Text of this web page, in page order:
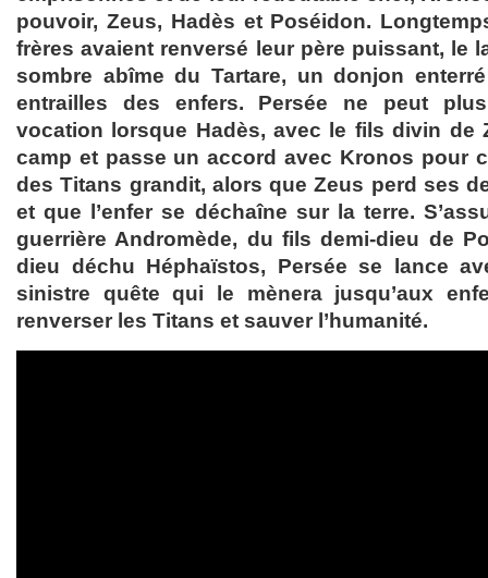
pouvoir, Zeus, Hadès et Poséidon.
frères avaient renversé leur père puissant, le
sombre abîme du Tartare, un donjon
entrailles des enfers. Persée ne peut
vocation lorsque Hadès, avec le fils divin de
camp et passe un accord avec Kronos pour
des Titans grandit, alors que Zeus perd ses
et que l’enfer se déchaîne sur la terre.
guerrière Andromède, du fils demi-dieu de
dieu déchu Héphaïstos, Persée se lance
sinistre quête qui le mènera jusqu’aux
renverser les Titans et sauver l’humanité.